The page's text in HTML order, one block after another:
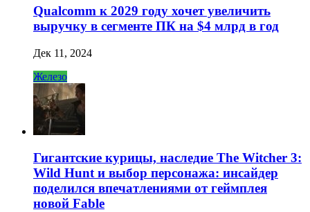
Qualcomm к 2029 году хочет увеличить
выручку в сегменте ПК на $4 млрд в год
Дек 11, 2024
Железо
Гигантские курицы, наследие The Witcher 3:
Wild Hunt и выбор персонажа: инсайдер
поделился впечатлениями от геймплея
новой Fable